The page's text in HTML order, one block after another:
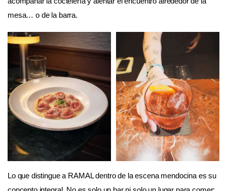
mesa… o de la barra.
Lo que distingue a RAMAL dentro de la escena mendocina es su